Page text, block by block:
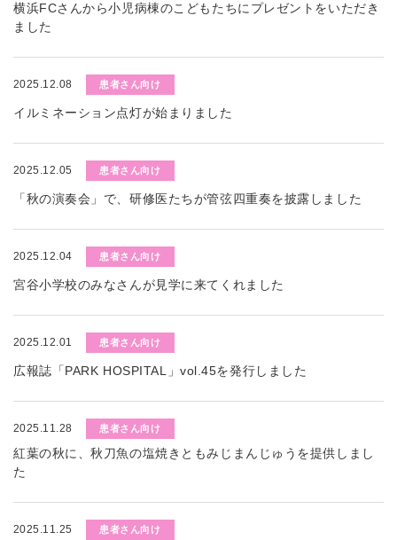
横浜FCさんから小児病棟のこどもたちにプレゼントをいただき
ました
2025.12.08 患者さん向け
イルミネーション点灯が始まりました
2025.12.05 患者さん向け
「秋の演奏会」で、研修医たちが管弦四重奏を披露しました
2025.12.04 患者さん向け
宮谷小学校のみなさんが見学に来てくれました
2025.12.01 患者さん向け
広報誌「PARK HOSPITAL」vol.45を発行しました
2025.11.28 患者さん向け
紅葉の秋に、秋刀魚の塩焼きともみじまんじゅうを提供しまし
た
2025.11.25 患者さん向け